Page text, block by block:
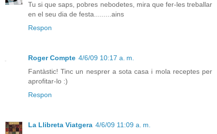
Tu si que saps, pobres nebodetes, mira que fer-les treballar
en el seu dia de festa.........ains
Respon
Roger Compte 4/6/09 10:17 a. m.
Fantàstic! Tinc un nesprer a sota casa i mola receptes per
aprofitar-lo :)
Respon
La Llibreta Viatgera 4/6/09 11:09 a. m.